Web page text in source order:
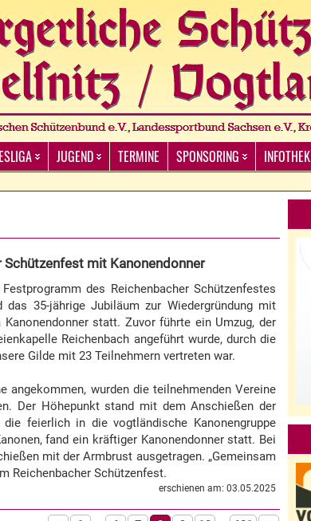
JUGEND TERMINE SPONSORING INFOTHEK
Schützenfest mit Kanonendonner
des Reichenbacher Schützenfestes
35-jährige Jubiläum zur Wiedergründung mit
Kanonendonner statt. Zuvor führte ein Umzug, der
Reichenbach angeführt wurde, durch die
Gilde mit 23 Teilnehmern vertreten war.
angekommen, wurden die teilnehmenden Vereine
Der Höhepunkt stand mit dem Anschießen der
feierlich in die vogtländische Kanonengruppe
fand ein kräftiger Kanonendonner statt. Bei
mit der Armbrust ausgetragen. „Gemeinsam
Reichenbacher Schützenfest.
erschienen am: 03.05.2025